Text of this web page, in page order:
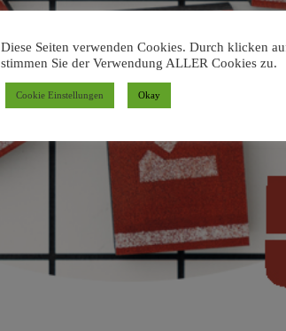
Diese Seiten verwenden Cookies. Durch klicken
stimmen Sie der Verwendung ALLER Cookies zu.
Cookie Einstellungen Okay